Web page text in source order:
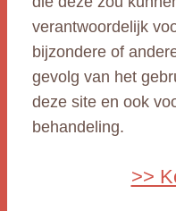
verantwoordelijk
bijzondere of
gevolg van het
deze site en ook
behandeling.
>>